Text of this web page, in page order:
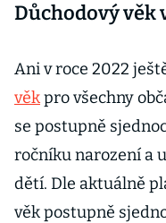
Důchodový věk
Ani v roce 2022
věkpro všechny
se postupně
ročníku narození a
dětí. Dle aktuálně
věk postupně